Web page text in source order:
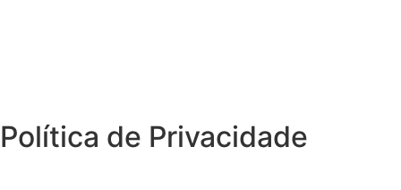
Política de Privacidade